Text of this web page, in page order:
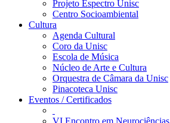
Projeto Espectro Unisc
Centro Socioambiental
Cultura
Agenda Cultural
Coro da Unisc
Escola de Música
Núcleo de Arte e Cultura
Orquestra de Câmara da Unisc
Pinacoteca Unisc
Eventos / Certificados
VI Encontro em Neurociências